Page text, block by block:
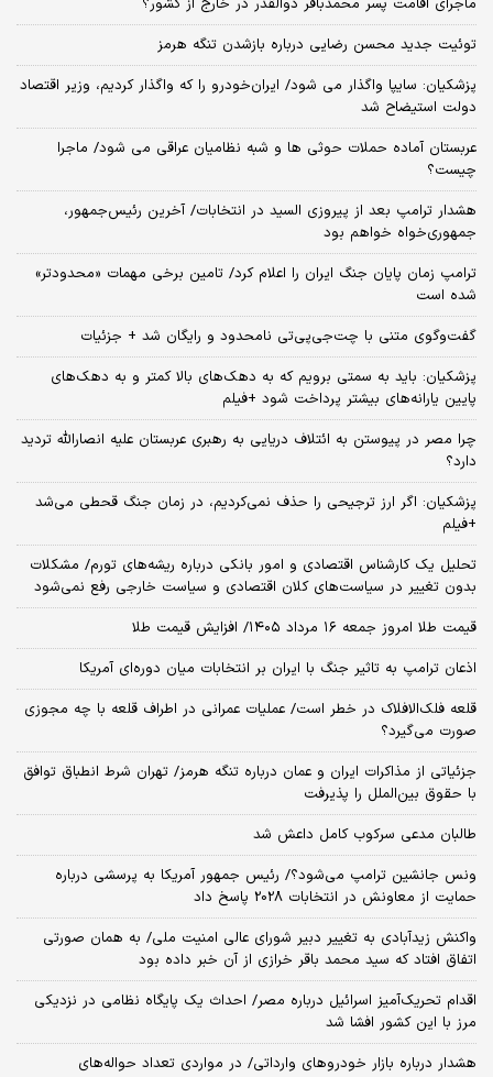
توئیت جدید محسن رضایی درباره بازشدن تنگه هرمز
پزشکیان: سایپا واگذار می شود/ ایران‌خودرو را که واگذار کردیم، وزیر اقتصاد
دولت استیضاح شد
عربستان آماده حملات حوثی ها و شبه نظامیان عراقی می شود/ ماجرا
چیست؟
هشدار ترامپ بعد از پیروزی السید در انتخابات/ آخرین رئیس‌جمهور،
جمهوری‌خواه خواهم بود
ترامپ زمان پایان جنگ ایران را اعلام کرد/ تامین برخی مهمات «محدودتر»
شده است
گفت‌وگوی متنی با چت‌جی‌پی‌تی نامحدود و رایگان شد + جزئیات
پزشکیان: باید به سمتی برویم که به دهک‌های بالا کمتر و به دهک‌های
پایین یارانه‌های بیشتر پرداخت شود +فیلم
چرا مصر در پیوستن به ائتلاف دریایی به رهبری عربستان علیه انصارالله تردید
دارد؟
پزشکیان: اگر ارز ترجیحی را حذف نمی‌کردیم، در زمان جنگ قحطی می‌شد
+فیلم
تحلیل یک کارشناس اقتصادی و امور بانکی درباره ریشه‌های تورم/ مشکلات
بدون تغییر در سیاست‌های کلان اقتصادی و سیاست خارجی رفع نمی‌شود
قیمت طلا امروز جمعه ۱۶ مرداد ۱۴۰۵/ افزایش قیمت طلا
اذعان ترامپ به تاثیر جنگ با ایران بر انتخابات میان دوره‌ای آمریکا
قلعه فلک‌الافلاک در خطر است/ عملیات عمرانی در اطراف قلعه با چه مجوزی
صورت می‌گیرد؟
جزئیاتی از مذاکرات ایران و عمان درباره تنگه هرمز/ تهران شرط انطباق توافق
با حقوق بین‌الملل را پذیرفت
طالبان مدعی سرکوب کامل داعش شد
ونس جانشین ترامپ می‌شود؟/ رئیس جمهور آمریکا به پرسشی درباره
حمایت از معاونش در انتخابات 2028 پاسخ داد
واکنش زیدآبادی به تغییر دبیر شورای عالی امنیت ملی/ به همان صورتی
اتفاق افتاد که سید محمد باقر خرازی از آن خبر داده بود
اقدام تحریک‌آمیز اسرائیل درباره مصر/ احداث یک پایگاه نظامی در نزدیکی
مرز با این کشور افشا شد
هشدار درباره بازار خودروهای وارداتی/ در مواردی تعداد حواله‌های